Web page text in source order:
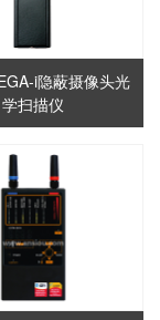
i隐蔽摄像头光
学扫描仪